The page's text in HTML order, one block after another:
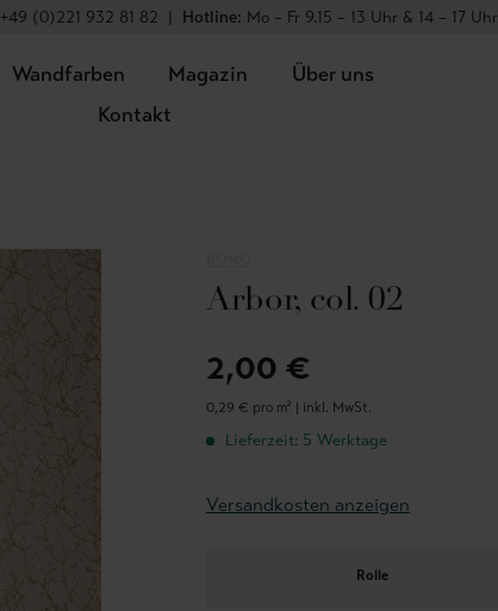
+49 (0)221 932 81 82 | Hotline: Mo – Fr 9.15 – 13 Uhr & 14 – 17 Uhr
Wandfarben Magazin
Über uns
Kontakt
Arbor, col. 02
2,00 €
0,29 € pro m² | inkl. MwSt.
Lieferzeit: 5 Werktage
Versandkosten anzeigen
Rolle